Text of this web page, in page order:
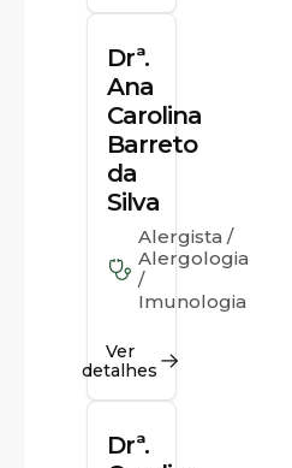
Drª.
Ana
Carolina
Barreto
da
Silva
Alergista /
Alergologia
/
Imunologia
Ver
detalhes
Drª.